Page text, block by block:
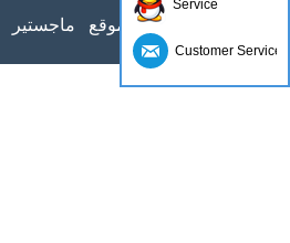
خريطة الموقع
ماجستير
Service
Customer Service